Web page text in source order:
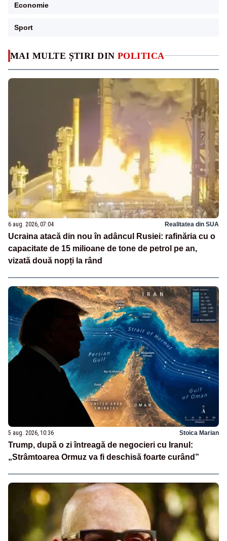
MAI MULTE ȘTIRI DIN POLITICA
6 aug. 2026, 07:04 Realitatea din SUA
Ucraina atacă din nou în adâncul Rusiei: rafinăria cu o
capacitate de 15 milioane de tone de petrol pe an,
vizată două nopți la rând
5 aug. 2026, 10:36 Stoica Marian
Trump, după o zi întreagă de negocieri cu Iranul:
„Strâmtoarea Ormuz va fi deschisă foarte curând”
Economie
Sport